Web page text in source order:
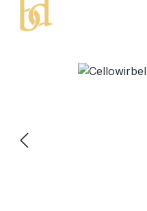
Bildergalerie überspringen